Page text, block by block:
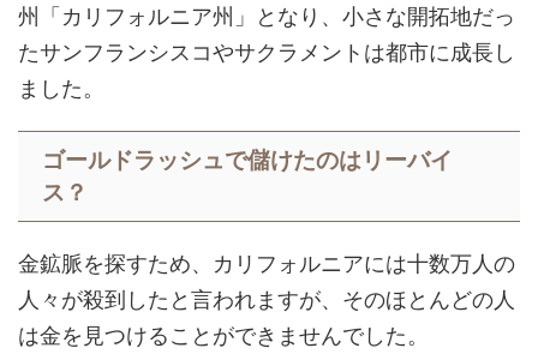
州「カリフォルニア州」となり、小さな開拓地だっ
たサンフランシスコやサクラメントは都市に成長し
ました。
ゴールドラッシュで儲けたのはリーバイ
ス？
金鉱脈を探すため、カリフォルニアには十数万人の
人々が殺到したと言われますが、そのほとんどの人
は金を見つけることができませんでした。